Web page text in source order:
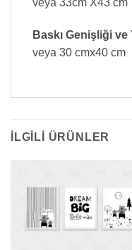
veya 33cm X43 cm
Baskı Genişliği
veya 30 cmx40 cm
İLGILI ÜRÜNLER